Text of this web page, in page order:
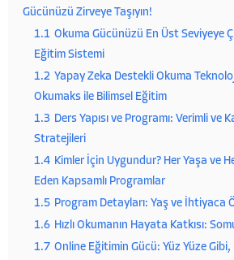
Gücünüzü Zirveye Taşıyın!
1.1 Okuma Gücünüzü En Üst Seviyeye
Eğitim Sistemi
1.2 Yapay Zeka Destekli Okuma
Okumaks ile Bilimsel Eğitim
1.3 Ders Yapısı ve Programı: Verimli ve
Stratejileri
1.4 Kimler İçin Uygundur? Her Yaşa ve
Eden Kapsamlı Programlar
1.5 Program Detayları: Yaş ve İhtiyaca
1.6 Hızlı Okumanın Hayata Katkısı:
1.7 Online Eğitimin Gücü: Yüz Yüze